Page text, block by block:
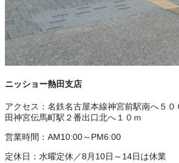
ニッショー熱田支店
アクセス： 名鉄名古屋本線神宮前駅南へ５
田神宮伝馬町駅２番出口北へ１０ｍ
営業時間： AM10:00～PM6:00
定休日： 水曜定休／8月10日～14日は休業